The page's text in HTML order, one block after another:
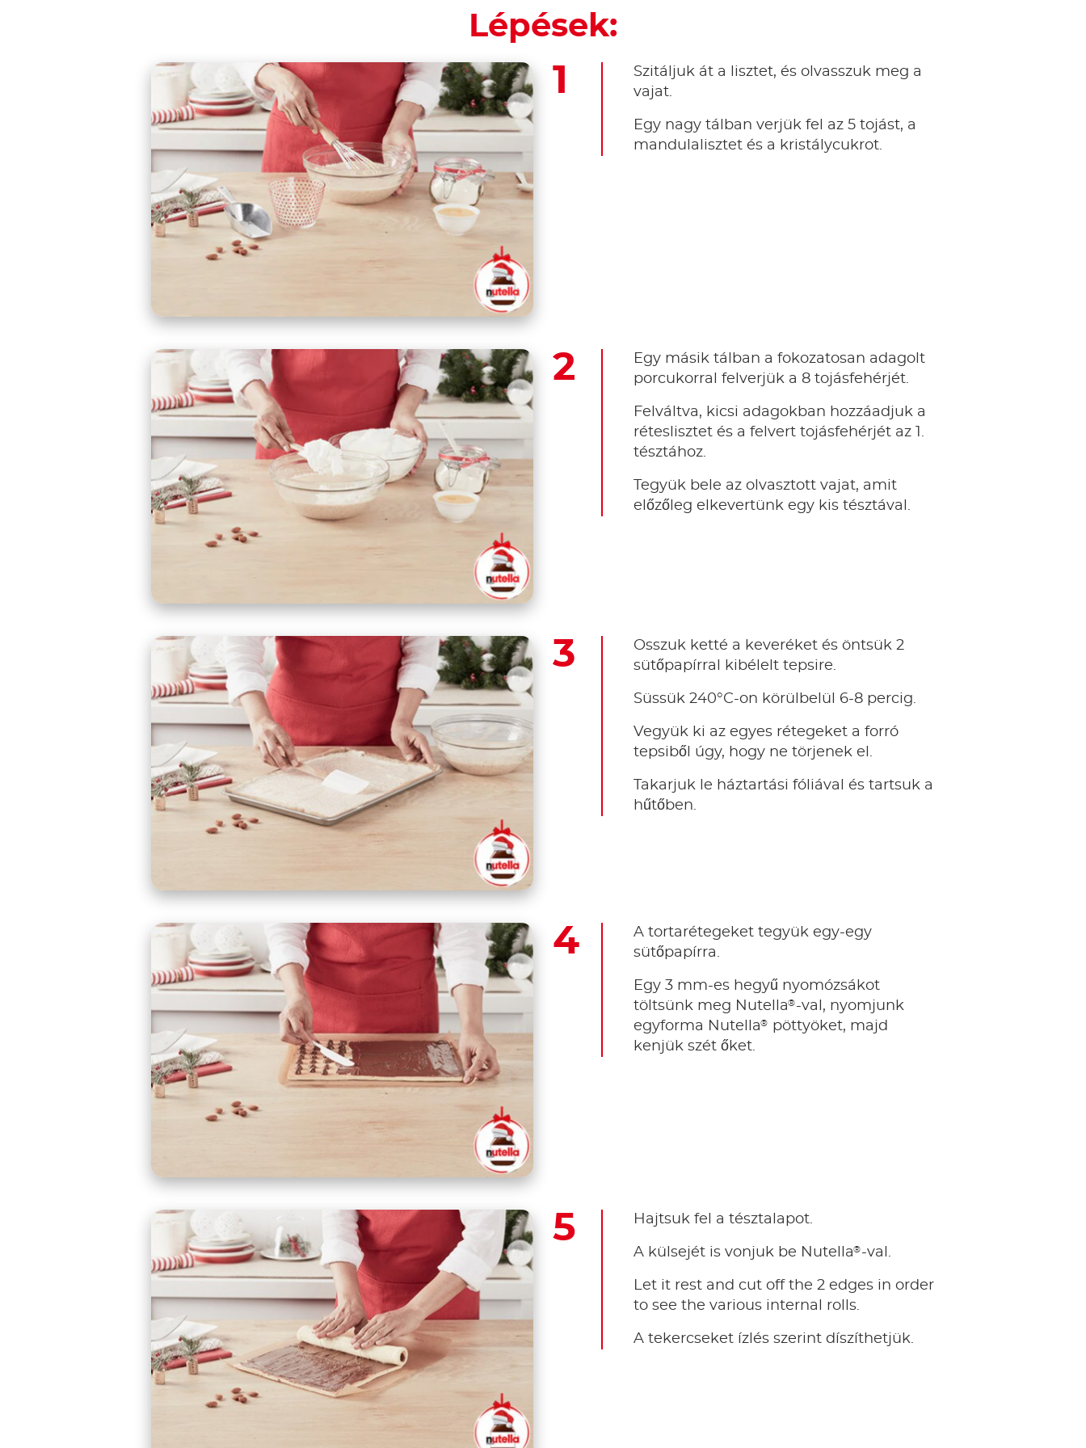
Lépések:
Szitáljuk át a lisztet, és olvasszuk meg a
vajat.
Egy nagy tálban verjük fel az 5 tojást, a
mandulalisztet és a kristálycukrot.
Egy másik tálban a fokozatosan adagolt
porcukorral felverjük a 8 tojásfehérjét.
Felváltva, kicsi adagokban hozzáadjuk a
réteslisztet és a felvert tojásfehérjét az 1.
tésztához.
Tegyük bele az olvasztott vajat, amit
előzőleg elkevertünk egy kis tésztával.
Osszuk ketté a keveréket és öntsük 2
sütőpapírral kibélelt tepsire.
Süssük 240°C-on körülbelül 6-8 percig.
Vegyük ki az egyes rétegeket a forró
tepsiből úgy, hogy ne törjenek el.
Takarjuk le háztartási fóliával és tartsuk a
hűtőben.
A tortarétegeket tegyük egy-egy
sütőpapírra.
Egy 3 mm-es hegyű nyomózsákot
töltsünk meg Nutella® -val, nyomjunk
egyforma Nutella®
pöttyöket, majd
kenjük szét őket.
Hajtsuk fel a tésztalapot.
A külsejét is vonjuk be Nutella® -val.
Let it rest and cut off the 2 edges in order
to see the various internal rolls.
A tekercseket ízlés szerint díszíthetjük.